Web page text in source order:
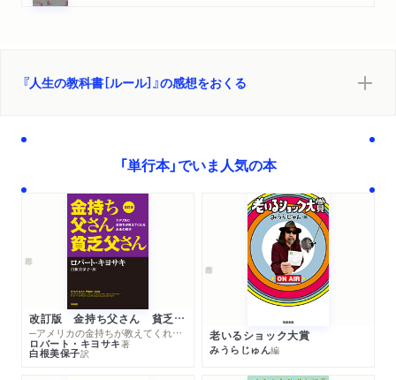
『人生の教科書［ルール］』の感想をおくる
「単行本」でいま人気の本
改訂版 金持ち父さん 貧乏父さん
─アメリカの金持ちが教えてくれるお金の哲学
ロバート・キヨサキ著
白根美保子訳
老いるショック大賞
みうらじゅん編